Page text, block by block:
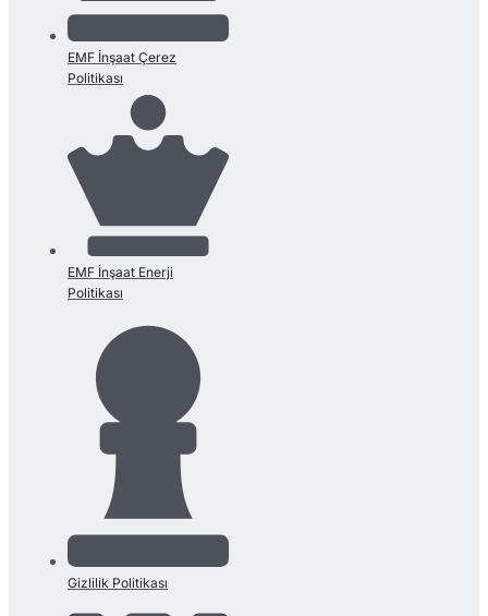
EMF İnşaat Çerez
Politikası
EMF İnşaat Enerji
Politikası
Gizlilik Politikası